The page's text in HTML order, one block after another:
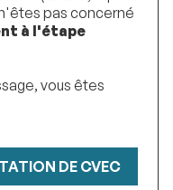
pas concerné
à l'étape
vous êtes
DE CVEC